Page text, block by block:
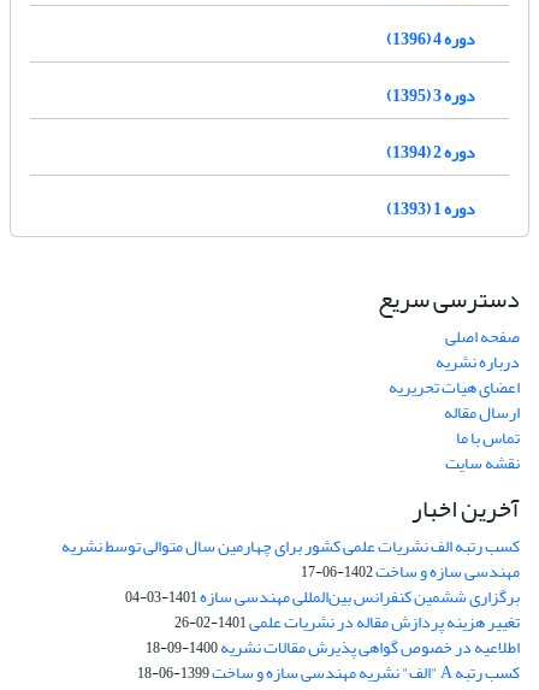
دوره 4 (1396)
دوره 3 (1395)
دوره 2 (1394)
دوره 1 (1393)
دسترسی سریع
صفحه اصلی
درباره نشریه
اعضای هیات تحریریه
ارسال مقاله
تماس با ما
نقشه سایت
آخرین اخبار
کسب رتبه الف نشریات علمی کشور برای چهارمین سال متوالی توسط نشریه
مهندسی سازه و ساخت1402-06-17
برگزاری ششمین کنفرانس بین‌المللی مهندسی سازه1401-03-04
تغییر هزینه پردازش مقاله در نشریات علمی1401-02-26
اطلاعیه در خصوص گواهی پذیرش مقالات نشریه1400-09-18
کسب رتبه A "الف" نشریه مهندسی سازه و ساخت 1399-06-18